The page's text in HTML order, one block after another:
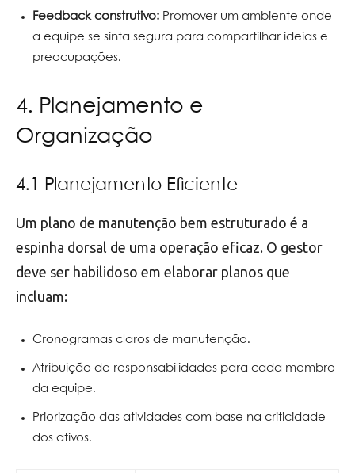
Feedback construtivo: Promover um ambiente onde
a equipe se sinta segura para compartilhar ideias e
preocupações.
4. Planejamento e
Organização
4.1 Planejamento Eficiente
Um plano de manutenção bem estruturado é a
espinha dorsal de uma operação eficaz. O gestor
deve ser habilidoso em elaborar planos que
incluam:
Cronogramas claros de manutenção.
Atribuição de responsabilidades para cada membro
da equipe.
Priorização das atividades com base na criticidade
dos ativos.